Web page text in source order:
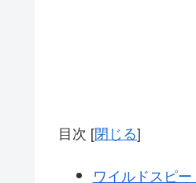
目次 [閉じる]
ワイルドスピ